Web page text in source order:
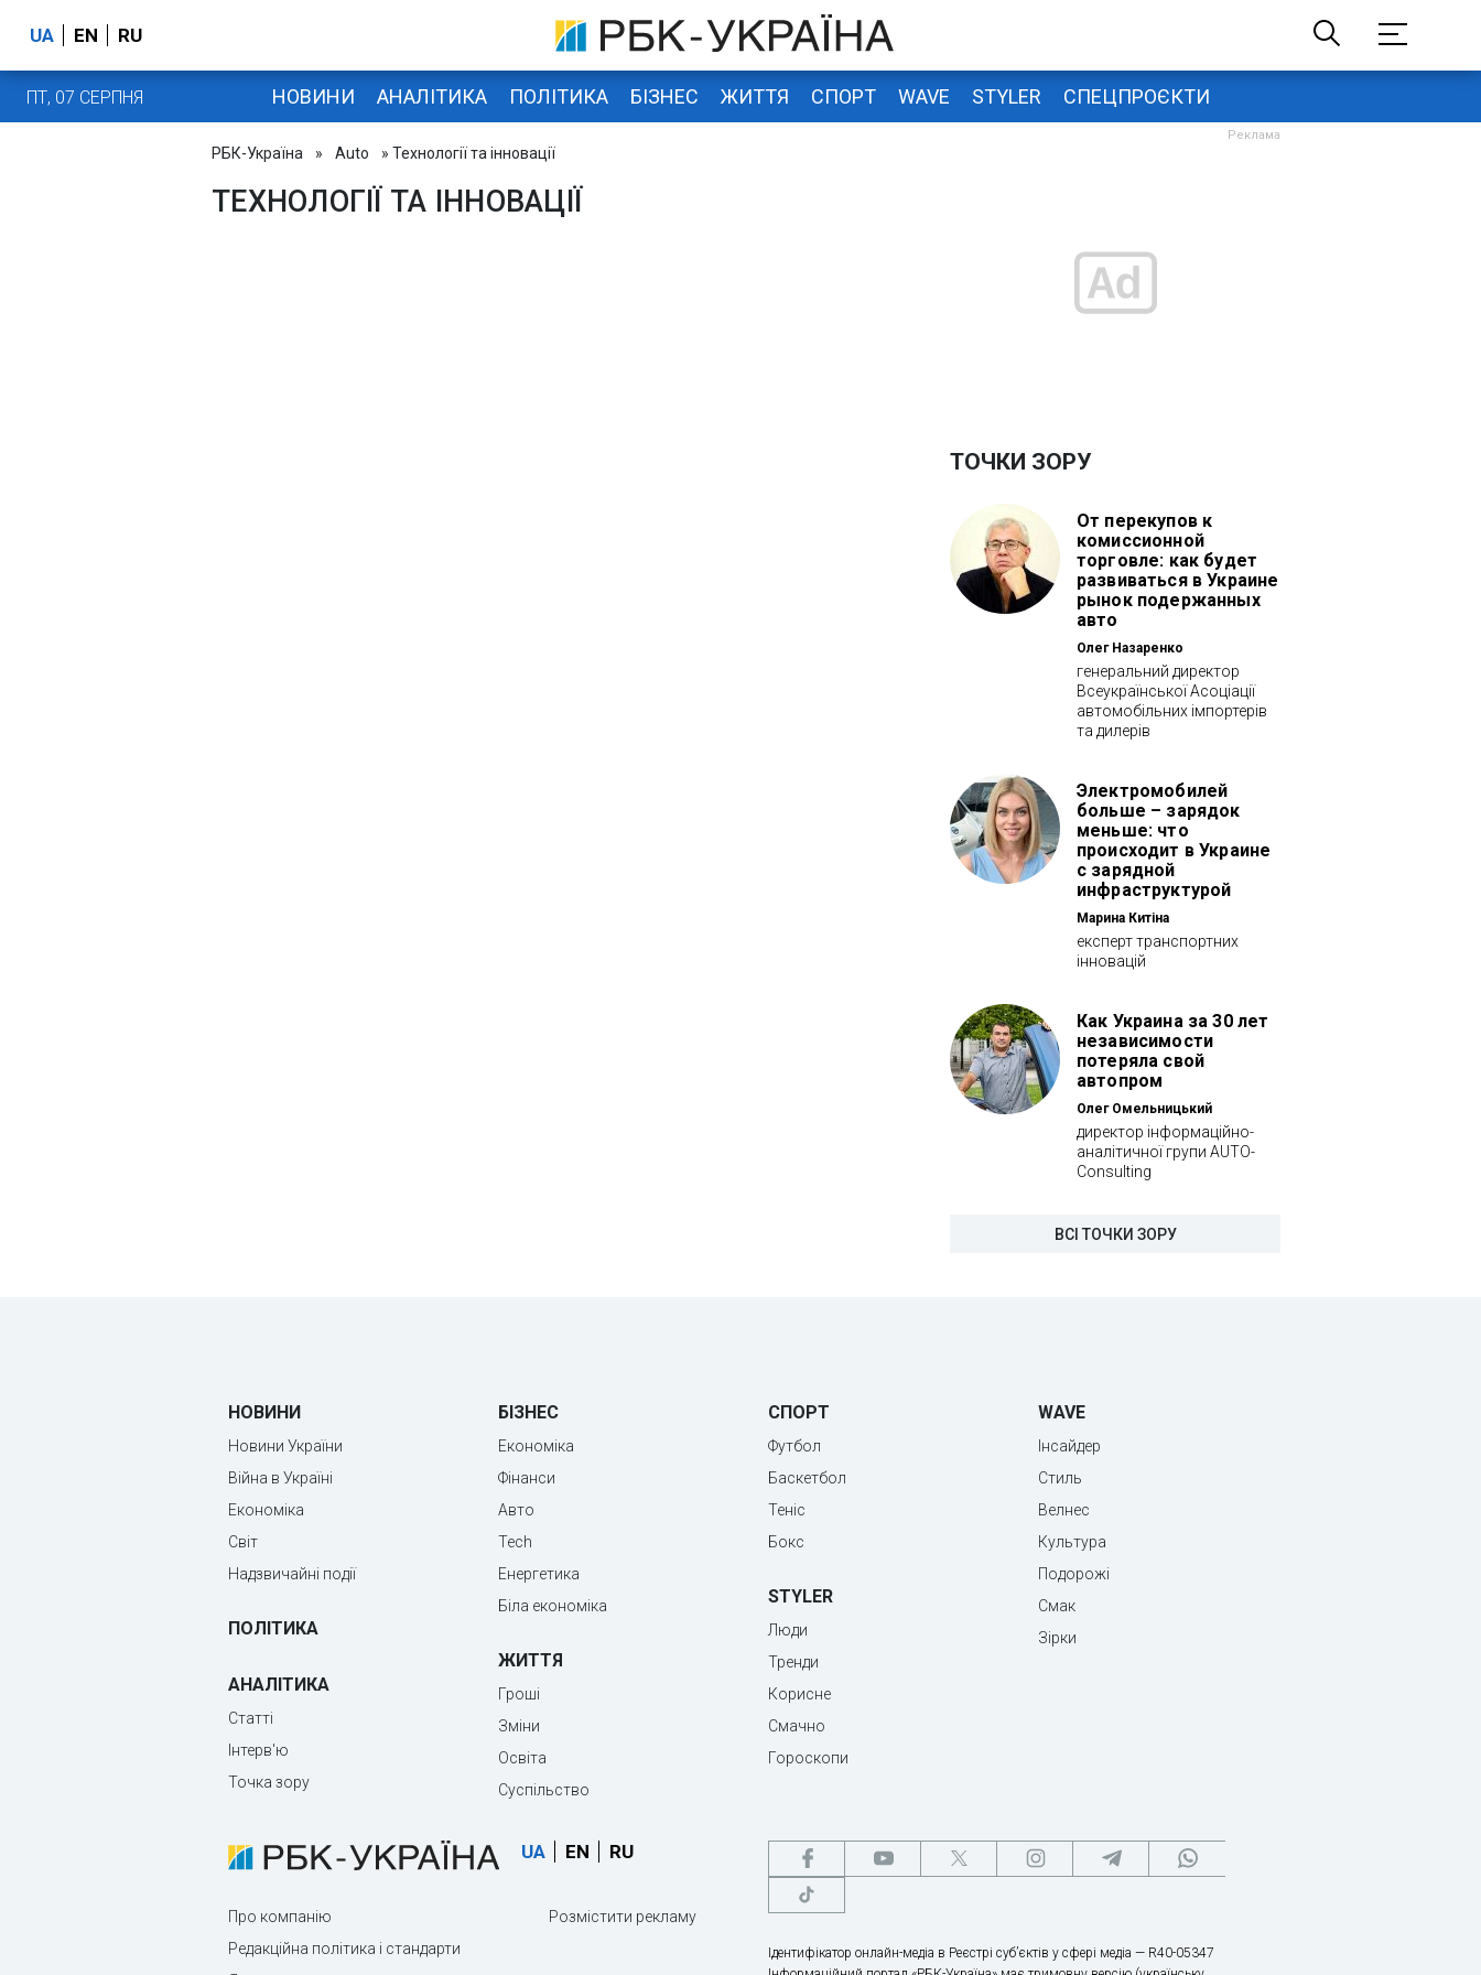
UA EN RU
ПТ, 07 СЕРПНЯ НОВИНИ АНАЛІТИКА ПОЛІТИКА БІЗНЕС ЖИТТЯ СПОРТ WAVE STYLER СПЕЦПРОЄКТИ
РБК-Україна » Auto » Технології та інновації
ТЕХНОЛОГІЇ ТА ІННОВАЦІЇ
ТОЧКИ ЗОРУ
От перекупов к
комиссионной
торговле: как будет
развиваться в Украине
рынок подержанных
авто
Олег Назаренко
генеральний директор
Всеукраїнської Асоціації
автомобільних імпортерів
та дилерів
Электромобилей
больше – зарядок
меньше: что
происходит в Украине
с зарядной
инфраструктурой
Марина Китіна
експерт транспортних
інновацій
Как Украина за 30 лет
независимости
потеряла свой
автопром
Олег Омельницький
директор інформаційно-
аналітичної групи AUTO-
Consulting
ВСІ ТОЧКИ ЗОРУ
НОВИНИ
Новини України
Війна в Україні
Економіка
Світ
Надзвичайні події
ПОЛІТИКА
АНАЛІТИКА
Статті
Інтерв'ю
Точка зору
БІЗНЕС
Економіка
Фінанси
Авто
Tech
Енергетика
Біла економіка
ЖИТТЯ
Гроші
Зміни
Освіта
Суспільство
СПОРТ
Футбол
Баскетбол
Теніс
Бокс
STYLER
Люди
Тренди
Корисне
Смачно
Гороскопи
WAVE
Інсайдер
Стиль
Велнес
Культура
Подорожі
Смак
Зірки
UA EN RU
Про компанію
Редакційна політика і стандарти
Розмістити рекламу
Ідентифікатор онлайн-медіа в Реєстрі суб’єктів у сфері медіа — R40-05347